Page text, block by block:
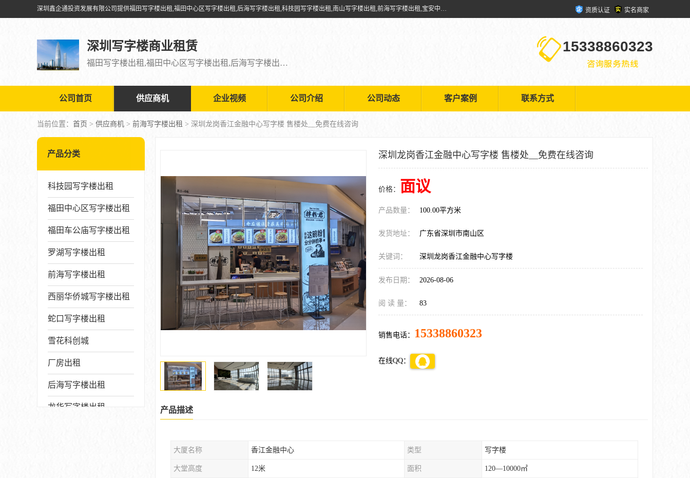
深圳鑫企通投资发展有限公司提供福田写字楼出租,福田中心区写字楼出租,后海写字楼出租,科技园写字楼出租,南山写字楼出租,前海写字楼出租,宝安中心写字楼出租,车公庙写字楼出租,深圳写字楼出租，欢迎有需要的朋友前来咨询。 资质认证 实名商家
深圳写字楼商业租赁
福田写字楼出租,福田中心区写字楼出租,后海写字楼出租,科技园写字楼出租,南山写字楼出租,前海写字楼出租,宝安中心写字楼出租
15338860323
公司首页 供应商机 企业视频 公司介绍 公司动态 客户案例 联系方式
当前位置： 首页 > 供应商机 > 前海写字楼出租 > 深圳龙岗香江金融中心写字楼 售楼处__免费在线咨询
产品分类
科技园写字楼出租
福田中心区写字楼出租
福田车公庙写字楼出租
罗湖写字楼出租
前海写字楼出租
西丽华侨城写字楼出租
蛇口写字楼出租
雪花科创城
厂房出租
后海写字楼出租
龙华写字楼出租
深圳龙岗香江金融中心写字楼 售楼处__免费在线咨询
价格： 面议
产品数量： 100.00平方米
发货地址： 广东省深圳市南山区
关键词： 深圳龙岗香江金融中心写字楼
发布日期： 2026-08-06
阅 读 量： 83
销售电话： 15338860323
在线QQ：
产品描述
大厦名称 香江金融中心 类型 写字楼
大堂高度 12米 面积 120—10000㎡